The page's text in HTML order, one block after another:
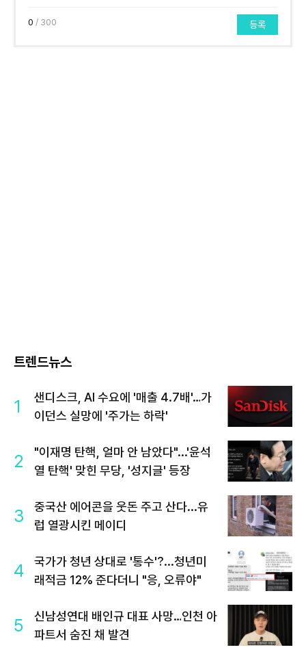
0 / 300 등록
트렌드뉴스
1
샌디스크, AI 수요에 '매출 4.7배'…가
이던스 실망에 '주가는 하락'
2
"이재명 탄핵, 얼마 안 남았다"...'윤석
열 탄핵' 맞힌 무당, '성지글' 등장
3
중국산 에어콘을 웃돈 주고 산다...유
럽 열광시킨 메이디
4
국가가 청년 상대로 '통수'?...청년미
래적금 12% 준다더니 "응, 오류야"
5
신남성연대 배인규 대표 사망…인천 아
파트서 숨진 채 발견